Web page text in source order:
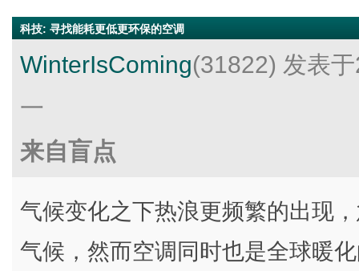
科技: 寻找能耗更低更环保的空调
WinterIsComing(31822) 发表
一
来自盲点
气候变化之下热浪更频繁的出现
气候，然而空调同时也是全球暖